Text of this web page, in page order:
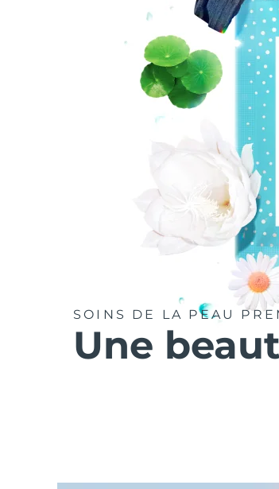
SOINS DE LA PEAU
Une